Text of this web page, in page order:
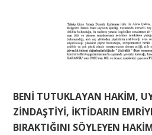
BENİ TUTUKLAYAN HAKİM,
ZİNDAŞTİYİ, İKTİDARIN
BIRAKTIĞINI SÖYLEYEN